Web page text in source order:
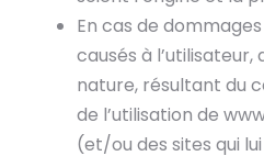
En cas de
causés à l’utilisateur,
nature, résultant du
de l’utilisation de
(et/ou des sites qui